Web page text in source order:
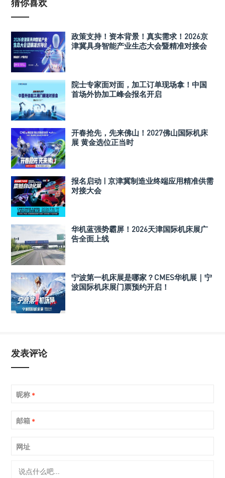
猜你喜欢
政策支持！资本背景！真实需求！2026京
津冀具身智能产业生态大会暨精准对接会
院士专家面对面，加工订单现场拿！中国
首场外协加工峰会报名开启
开春抢先，先来佛山！2027佛山国际机床
展 黄金选位正当时
报名启动 | 京津冀制造业终端应用精准供需
对接大会
华机蓝强势霸屏！2026天津国际机床展广
告全面上线
宁波第一机床展是哪家？CMES华机展｜宁
波国际机床展门票预约开启！
发表评论
昵称 *
邮箱 *
网址